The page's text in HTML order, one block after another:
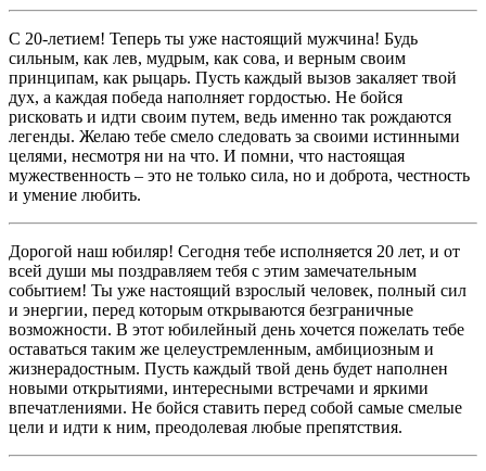
С 20-летием! Теперь ты уже настоящий мужчина! Будь
сильным, как лев, мудрым, как сова, и верным своим
принципам, как рыцарь. Пусть каждый вызов закаляет твой
дух, а каждая победа наполняет гордостью. Не бойся
рисковать и идти своим путем, ведь именно так рождаются
легенды. Желаю тебе смело следовать за своими истинными
целями, несмотря ни на что. И помни, что настоящая
мужественность – это не только сила, но и доброта, честность
и умение любить.
Дорогой наш юбиляр! Сегодня тебе исполняется 20 лет, и от
всей души мы поздравляем тебя с этим замечательным
событием! Ты уже настоящий взрослый человек, полный сил
и энергии, перед которым открываются безграничные
возможности. В этот юбилейный день хочется пожелать тебе
оставаться таким же целеустремленным, амбициозным и
жизнерадостным. Пусть каждый твой день будет наполнен
новыми открытиями, интересными встречами и яркими
впечатлениями. Не бойся ставить перед собой самые смелые
цели и идти к ним, преодолевая любые препятствия.